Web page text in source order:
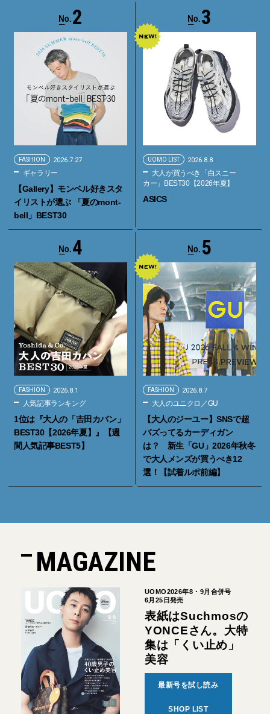
2
FASHION 2026.7.27
ギャラリー
【Gallery】モンベル好きスタ
イリストが選ぶ 「夏のmont-
bell」BEST30
3
UOMO LIST 2026.8.8
大人が買うべき「白スニー
カー」BEST30【2026年夏】
ASICS
4
FASHION 2026.8.1
人気記事ランキング
1位は『大人の「吉田カバン」
BEST30【2026年夏】』【週
間人気記事BEST5】
5
FASHION 2026.8.7
大人のユニクロ／GU
【大人のジーユー】SNSで超
バズってるカーディガン
は？ 新生「GU」2026年秋冬
で大人メンズが買うべき12
選！【試着ルポ前編】
MAGAZINE
UOMO2026年8・9月合併号
6月25日発売
表紙はSuchmosの
YONCEさん。大特
集は「くい止め」
美容
最新号を試し読み
SHOP LIST